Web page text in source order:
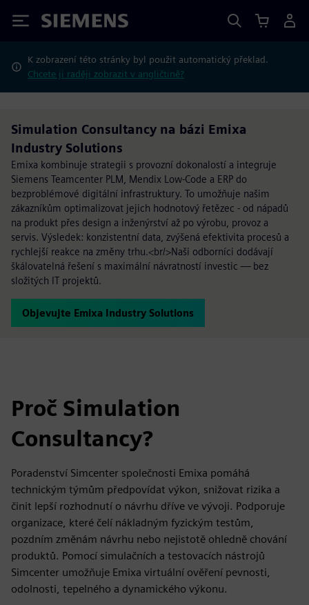
Siemens
K zobrazení této stránky byl použit automatický překlad.
Chcete ji raději zobrazit v angličtině?
Simulation Consultancy na bázi Emixa
Industry Solutions
Emixa kombinuje strategii s provozní dokonalostí a integruje
Siemens Teamcenter PLM, Mendix Low-Code a ERP do
bezproblémové digitální infrastruktury. To umožňuje našim
zákazníkům optimalizovat jejich hodnotový řetězec - od nápadů
na produkt přes design a inženýrství až po výrobu, provoz a
servis. Výsledek: konzistentní data, zvýšená efektivita procesů a
rychlejší reakce na změny trhu.<br/>Naši odborníci dodávají
škálovatelná řešení s maximální návratností investic — bez
složitých IT projektů.
Objevujte Emixa Industry Solutions
Proč Simulation
Consultancy?
Poradenství Simcenter společnosti Emixa pomáhá
technickým týmům předpovídat výkon, snižovat rizika a
činit lepší rozhodnutí o návrhu dříve ve vývoji. Podporuje
organizace, které čelí nákladným fyzickým testům,
pozdním změnám návrhu nebo nejistotě ohledně chování
produktů. Pomocí simulačních a testovacích nástrojů
Simcenter umožňuje Emixa virtuální ověření pevnosti,
odolnosti, tepelného a dynamického výkonu.